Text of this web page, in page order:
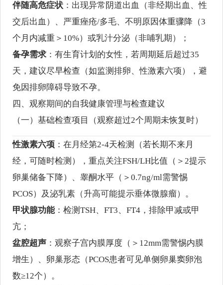
伴随高危症状 ：出现异常阴道出血（非经期出血、性
交后出血）、严重痤疮/多毛、不明原因体重骤降（3
个月内减重＞10%）或乳汁分泌（非哺乳期）；
备孕需求 ：有生育计划的女性，若周期延后超过35
天，建议尽早检查（如监测排卵、性激素六项），避
免因排卵障碍导致不孕。
四、观察期间的自我健康管理与检查建议
（一）基础检查项目（观察超过2个周期未恢复时）
性激素六项 ：在月经第2-4天检测（若长期不来月
经，可随时检测），重点关注FSH/LH比值（＞2提示
卵巢储备下降）、睾酮水平（＞0.7ng/ml需警惕
PCOS）及泌乳素（升高可能提示垂体微腺瘤）。
甲状腺功能：检测TSH、FT3、FT4，排除甲减或甲
亢；
盆腔超声 ：观察子宫内膜厚度（＞12mm需警惕内膜
增生）、卵巢形态（PCOS患者可见单侧卵巢窦卵泡
数≥12个）。